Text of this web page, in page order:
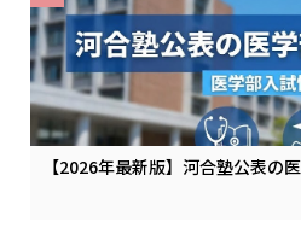
【2026年最新版】河合塾公表の